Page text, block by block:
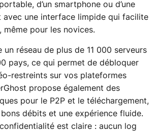
d’un smartphone ou d’une
avec une interface limpide qui facilite
même pour les novices.
un réseau de plus de 11 000 serveurs
pays, ce qui permet de débloquer
restreints sur vos plateformes
propose également des
pour le P2P et le téléchargement,
débits et une expérience fluide.
est claire : aucun log